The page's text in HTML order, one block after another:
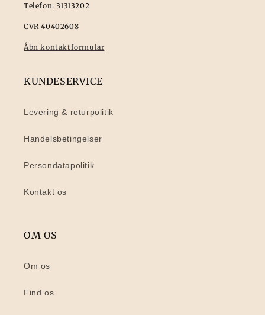
Telefon: 31313202
CVR 40402608
Åbn kontaktformular
KUNDESERVICE
Levering & returpolitik
Handelsbetingelser
Persondatapolitik
Kontakt os
OM OS
Om os
Find os